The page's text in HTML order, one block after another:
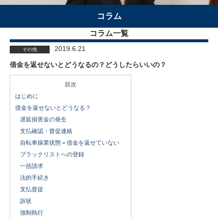
コラム
コラム一覧
その他 2019.6.21
借金を返せないとどうなるの？どうしたらいいの？
目次
はじめに
借金を返せないとどうなる？
遅延損害金の発生
支払確認・督促連絡
自転車操業状態＝借金を返せていない
ブラックリストへの登録
一括請求
法的手続き
支払督促
訴状
強制執行